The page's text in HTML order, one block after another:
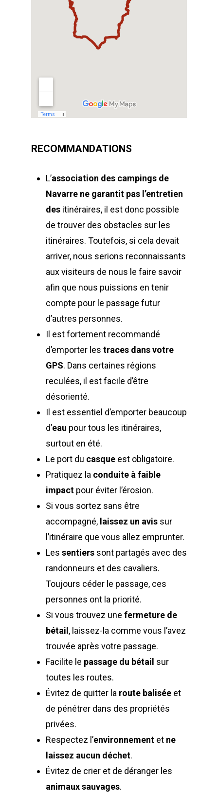
RECOMMANDATIONS
L’association des campings de
Navarre ne garantit pas l’entretien
des itinéraires, il est donc possible
de trouver des obstacles sur les
itinéraires. Toutefois, si cela devait
arriver, nous serions reconnaissants
aux visiteurs de nous le faire savoir
afin que nous puissions en tenir
compte pour le passage futur
d’autres personnes.
Il est fortement recommandé
d’emporter les traces dans votre
GPS. Dans certaines régions
reculées, il est facile d’être
désorienté.
Il est essentiel d’emporter beaucoup
d’eau pour tous les itinéraires,
surtout en été.
Le port du casque est obligatoire.
Pratiquez la conduite à faible
impact pour éviter l’érosion.
Si vous sortez sans être
accompagné, laissez un avis sur
l’itinéraire que vous allez emprunter.
Les sentiers sont partagés avec des
randonneurs et des cavaliers.
Toujours céder le passage, ces
personnes ont la priorité.
Si vous trouvez une fermeture de
bétail, laissez-la comme vous l’avez
trouvée après votre passage.
Facilite le passage du bétail sur
toutes les routes.
Évitez de quitter la route balisée et
de pénétrer dans des propriétés
privées.
Respectez l’environnement et ne
laissez aucun déchet.
Évitez de crier et de déranger les
animaux sauvages.